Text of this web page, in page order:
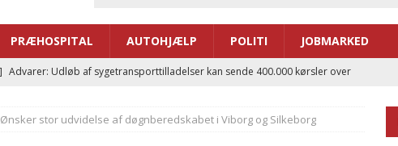
PRÆHOSPITAL AUTOHJÆLP POLITI JOBMARKED
Advarer: Udløb af sygetransporttilladelser kan sende 400.000 kørsler over
Ny ambulance og el-sygetransportvogn til Samsø
PRÆHOSPITAL
Ønsker stor udvidelse af døgnberedskabet i Viborg og Silkeborg